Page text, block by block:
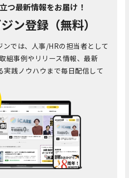
つ最新情報をお届け！
ン登録（無料）
では、人事/HRの担当者として
組事例やリリース情報、最新
践ノウハウまで毎日配信して